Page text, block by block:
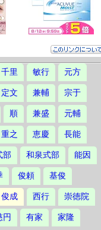
千里 敏行 元方
定文 兼輔 宗于
順 兼盛 元輔
重之 恵慶 長能
部 和泉式部 能因
俊頼 基俊
俊成 西行 崇徳院
円 有家 家隆